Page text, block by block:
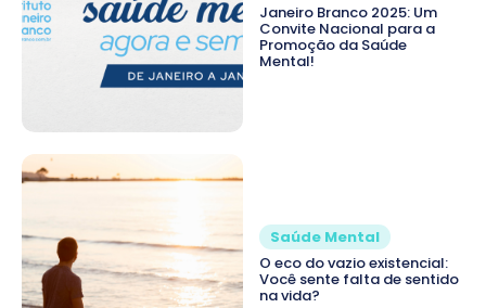
Janeiro Branco 2025: Um
Convite Nacional para a
Promoção da Saúde
Mental!
Saúde Mental
O eco do vazio existencial:
Você sente falta de sentido
na vida?